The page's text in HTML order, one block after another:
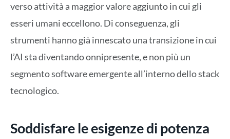
verso attività a maggior valore aggiunto in cui gli
esseri umani eccellono. Di conseguenza, gli
strumenti hanno già innescato una transizione in cui
l’AI sta diventando onnipresente, e non più un
segmento software emergente all’interno dello stack
tecnologico.
Soddisfare le esigenze di potenza